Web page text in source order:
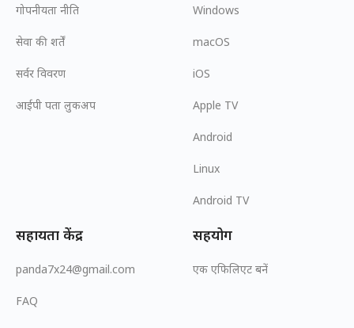
गोपनीयता नीति
सेवा की शर्तें
सर्वर विवरण
आईपी पता लुकअप
Windows
macOS
iOS
Apple TV
Android
Linux
Android TV
सहायता केंद्र
panda7x24@gmail.com
FAQ
सहयोग
एक एफिलिएट बनें